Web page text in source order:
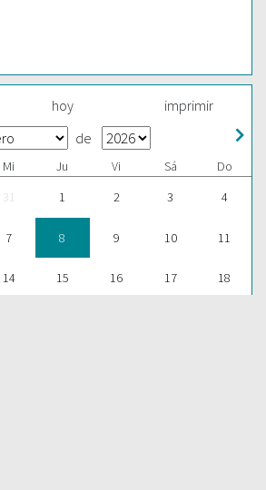
hoy imprimir
de
Mi Ju Vi Sá
Do
31 1 2 3 4
7 8 9 10 11
14 15 16 17 18